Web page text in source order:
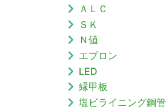
ＡＬＣ
ＳＫ
Ｎ値
エプロン
LED
縁甲板
塩ビライニング鋼管